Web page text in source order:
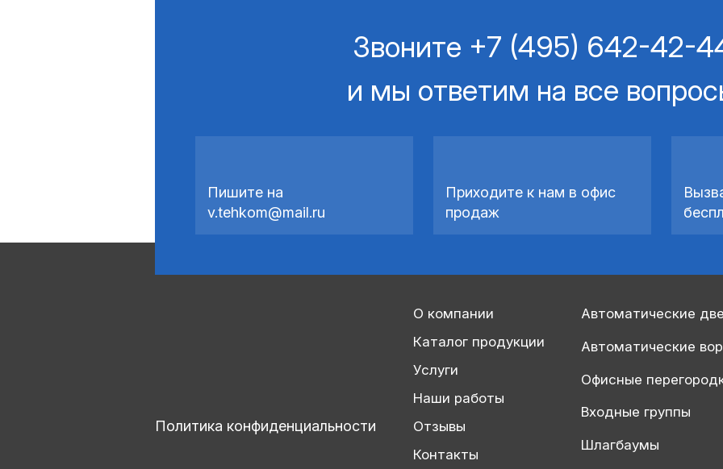
Звоните +7 (495) 642-42-
и мы ответим на все
Пишите на
v.tehkom@mail.ru
Приходите к нам в офис
продаж
Политика конфиденциальности
О компании
Каталог продукции
Услуги
Наши работы
Отзывы
Контакты
Автоматические
Автоматические
Офисные
Входные группы
Шлагбаумы